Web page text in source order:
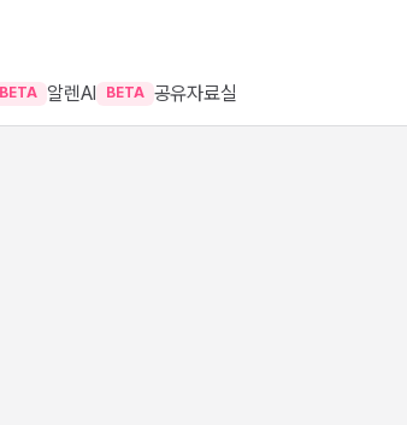
BETA 알렌AI BETA 공유자료실